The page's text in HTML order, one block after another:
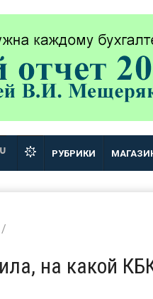
РУБРИКИ
на какой